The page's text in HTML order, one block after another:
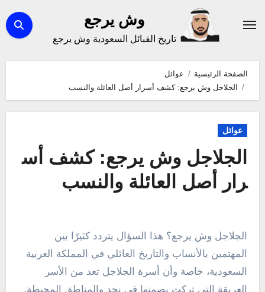
إلى
وش يرجع
تاريخ القبائل السعودية وش يرجع
الصفحة الرئيسية
عوائل
الجلاجل وش يرجع: كشف أسرار أصل العائلة والنسب
عوائل
الجلاجل وش يرجع: كشف أس
رار أصل العائلة والنسب
المهتمين بالأنساب والتاريخ العائلي في المملكة العربية
السعودية، خاصة وأن أسرة الجلاجل تعد من الأسر
العريقة التي تركت بصمتها في نجد والمناطق المحيطة.